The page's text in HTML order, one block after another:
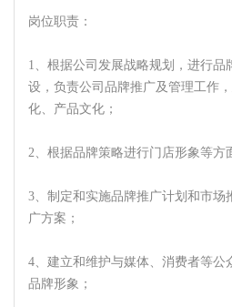
岗位职责：
1、根据公司发展战略规划，进行品
设，负责公司品牌推广及管理工作
化、产品文化；
2、根据品牌策略进行门店形象等方
3、制定和实施品牌推广计划和市场
广方案；
4、建立和维护与媒体、消费者等公
品牌形象；